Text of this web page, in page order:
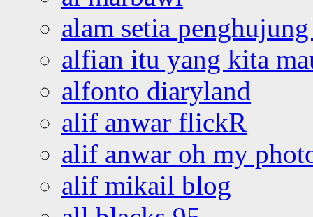
alam setia
alfian itu yang kita
alfonto diaryland
alif anwar flickR
alif anwar oh my
alif mikail blog